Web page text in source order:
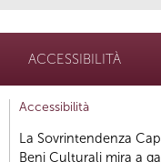
ACCESSIBILITÀ
Accessibilità
La Sovrintendenza
Beni Culturali mira a